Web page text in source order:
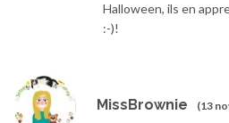
Halloween, ils en
:-)!
MissBrownie (13